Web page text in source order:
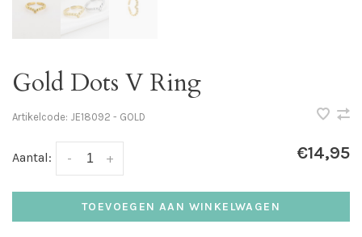
Gold Dots V Ring
Artikelcode: JE18092 - GOLD
Aantal: +
- €14,95
TOEVOEGEN AAN WINKELWAGEN